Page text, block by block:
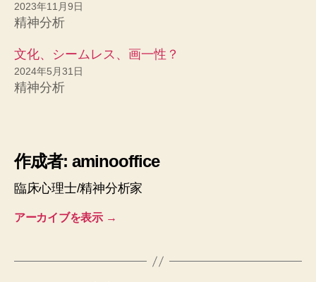
2023年11月9日
精神分析
文化、シームレス、画一性？
2024年5月31日
精神分析
作成者: aminooffice
臨床心理士/精神分析家
アーカイブを表示 →